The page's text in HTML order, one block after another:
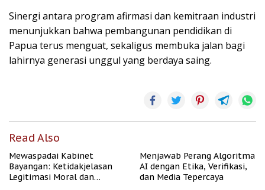
Sinergi antara program afirmasi dan kemitraan industri
menunjukkan bahwa pembangunan pendidikan di
Papua terus menguat, sekaligus membuka jalan bagi
lahirnya generasi unggul yang berdaya saing.
Read Also
Mewaspadai Kabinet
Bayangan: Ketidakjelasan
Legitimasi Moral dan
Menjawab Perang Algoritma
AI dengan Etika, Verifikasi,
dan Media Tepercaya